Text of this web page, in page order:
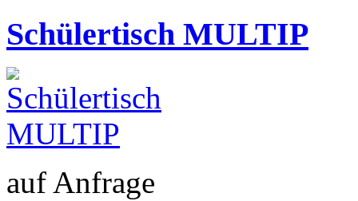
Schülertisch MULTIP
auf Anfrage